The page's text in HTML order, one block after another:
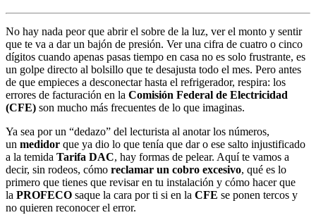
No hay nada peor que abrir el sobre de la luz, ver el monto y sentir
que te va a dar un bajón de presión. Ver una cifra de cuatro o cinco
dígitos cuando apenas pasas tiempo en casa no es solo frustrante, es
un golpe directo al bolsillo que te desajusta todo el mes. Pero antes
de que empieces a desconectar hasta el refrigerador, respira: los
errores de facturación en la Comisión Federal de Electricidad
(CFE) son mucho más frecuentes de lo que imaginas.
Ya sea por un “dedazo” del lecturista al anotar los números,
un medidor que ya dio lo que tenía que dar o ese salto injustificado
a la temida Tarifa DAC, hay formas de pelear. Aquí te vamos a
decir, sin rodeos, cómo reclamar un cobro excesivo, qué es lo
primero que tienes que revisar en tu instalación y cómo hacer que
la PROFECO saque la cara por ti si en la CFE se ponen tercos y
no quieren reconocer el error.